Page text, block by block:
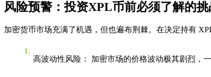
风险预警：投资XPL币前必须了解的
加密货币市场充满了机遇，但也遍布荆棘。在决定持有
高波动性风险 ： 加密市场的价格波动极其剧烈，